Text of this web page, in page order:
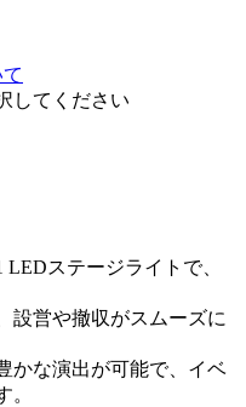
してください
ステージライトで、
設営や撤収がスムーズに
かな演出が可能で、イベ
。